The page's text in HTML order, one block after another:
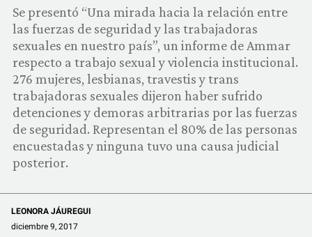
PRODUCTOS
COMUNIDAD
QUIÉNES SOMOS
Se presentó “Una mirada hacia la relación entre
las fuerzas de seguridad y las trabajadoras
sexuales en nuestro país”, un informe de Ammar
respecto a trabajo sexual y violencia institucional.
276 mujeres, lesbianas, travestis y trans
trabajadoras sexuales dijeron haber sufrido
detenciones y demoras arbitrarias por las fuerzas
de seguridad. Representan el 80% de las personas
encuestadas y ninguna tuvo una causa judicial
posterior.
LEONORA JÁUREGUI
diciembre 9, 2017